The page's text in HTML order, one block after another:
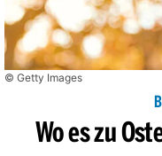
© Getty Images
Wo es zu